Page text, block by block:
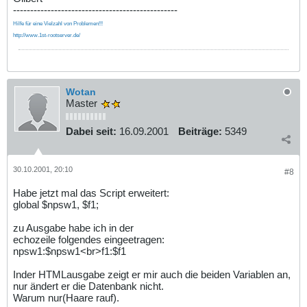
------------------------------------------------
Hilfe für eine Vielzahl von Problemen!!!
http://www.1st-rootserver.de/
Wotan
Master
Dabei seit: 16.09.2001 Beiträge: 5349
#8
30.10.2001, 20:10
Habe jetzt mal das Script erweitert:
global $npsw1, $f1;
zu Ausgabe habe ich in der
echozeile folgendes eingeetragen:
npsw1:$npsw1<br>f1:$f1
Inder HTMLausgabe zeigt er mir auch die beiden Variablen an,
nur ändert er die Datenbank nicht.
Warum nur(Haare rauf).